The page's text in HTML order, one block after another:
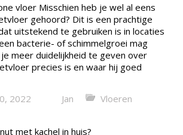
vloer Misschien heb je wel al eens
gehoord? Dit is een prachtige
uitstekend te gebruiken is in locaties
bacterie- of schimmelgroei mag
meer duidelijkheid te geven over
precies is en waar hij goed
2022
Jan Vloeren